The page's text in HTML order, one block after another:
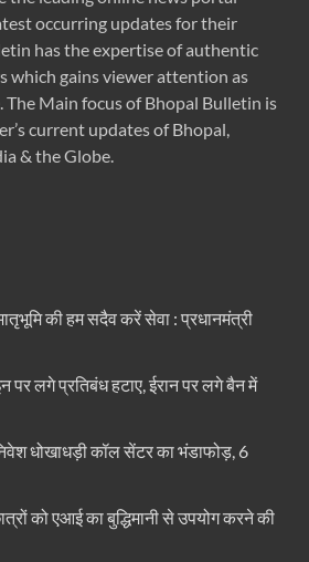
occurring updates for their
has the expertise of authentic
which gains viewer attention as
The Main focus of Bhopal Bulletin is
current updates of Bhopal,
& the Globe.
की हम सदैव करें सेवा : प्रधानमंत्री
पर लगे प्रतिबंध हटाए, ईरान पर लगे बैन में
धोखाधड़ी कॉल सेंटर का भंडाफोड़, 6
को एआई का बुद्धिमानी से उपयोग करने की